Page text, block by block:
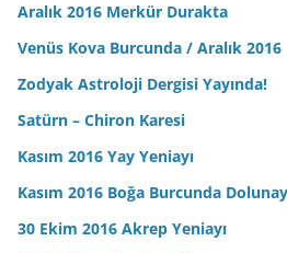
Aralık 2016 Merkür Durakta
Venüs Kova Burcunda / Aralık 2016
Zodyak Astroloji Dergisi Yayında!
Satürn – Chiron Karesi
Kasım 2016 Yay Yeniayı
Kasım 2016 Boğa Burcunda Dolunay
30 Ekim 2016 Akrep Yeniayı